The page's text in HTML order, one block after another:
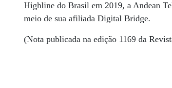
Highline do Brasil em 2019, a Andean
meio de sua afiliada Digital Bridge.
(Nota publicada na edição 1169 da